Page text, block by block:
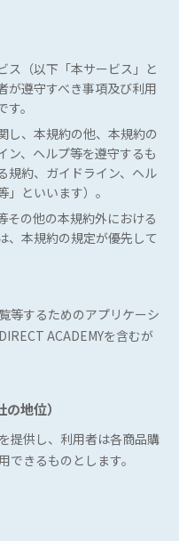
ス（以下「本サービス」と
が遵守すべき事項及び利用
。
し、本規約の他、本規約の
ン、ヘルプ等を遵守するも
規約、ガイドライン、ヘル
といいます）。
その他の本規約外における
、本規約の規定が優先して
等するためのアプリケーシ
ACADEMYを含むが
地位）
提供し、利用者は各商品購
できるものとします。